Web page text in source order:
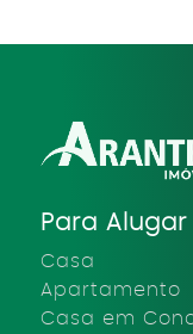
Para Alugar
Casa
Apartamento
Casa em